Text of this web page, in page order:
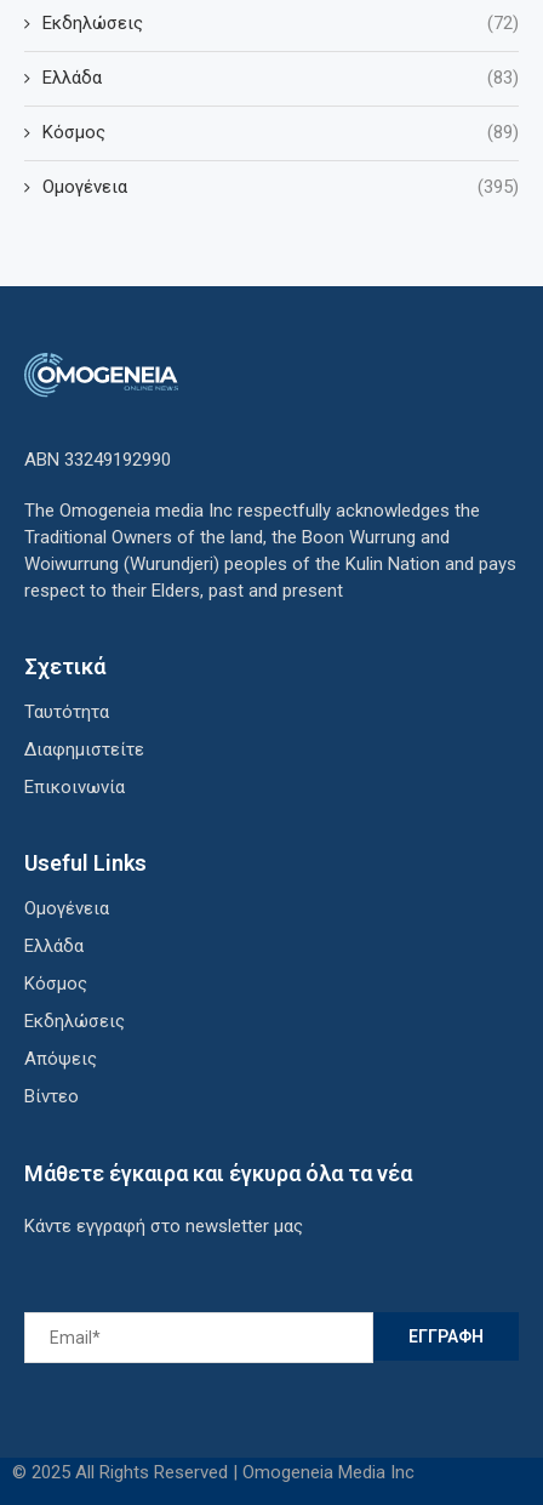
Εκδηλώσεις (72)
Ελλάδα (83)
Κόσμος (89)
Ομογένεια (395)
ΑΒΝ 33249192990
The Omogeneia media Inc respectfully acknowledges the
Traditional Owners of the land, the Boon Wurrung and
Woiwurrung (Wurundjeri) peoples of the Kulin Nation and pays
respect to their Elders, past and present
Σχετικά
Ταυτότητα
Διαφημιστείτε
Επικοινωνία
Useful Links
Ομογένεια
Ελλάδα
Κόσμος
Εκδηλώσεις
Απόψεις
Βίντεο
Μάθετε έγκαιρα και έγκυρα όλα τα νέα
Κάντε εγγραφή στο newsletter μας
© 2025 All Rights Reserved | Omogeneia Media Inc